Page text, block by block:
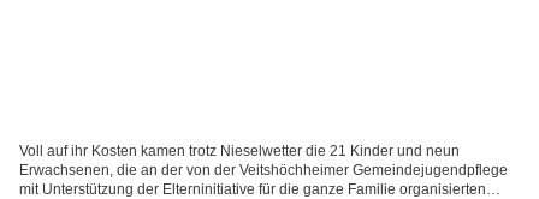
Voll auf ihr Kosten kamen trotz Nieselwetter die 21 Kinder und neun
Erwachsenen, die an der von der Veitshöchheimer Gemeindejugendpflege
mit Unterstützung der Elterninitiative für die ganze Familie organisierten